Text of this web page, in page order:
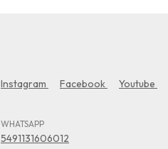
Instagram Facebook Youtube
WHATSAPP
5491131606012